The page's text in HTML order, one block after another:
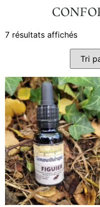
7 résultats affichés